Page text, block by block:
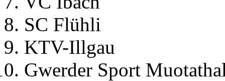
SC Flühli
KTV-Illgau
Gwerder Sport